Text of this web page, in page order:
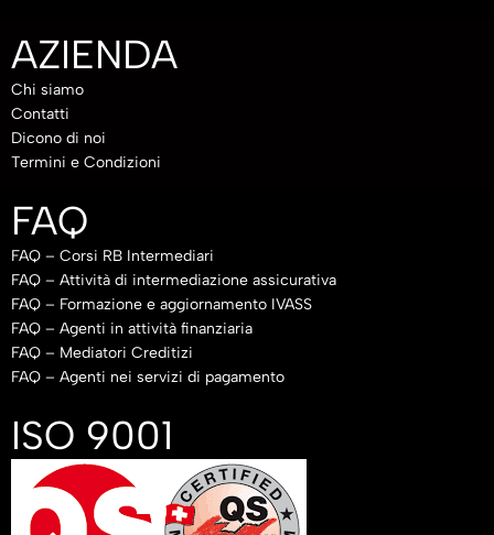
AZIENDA
Chi siamo
Contatti
Dicono di noi
Termini e Condizioni
FAQ
FAQ – Corsi RB Intermediari
FAQ – Attività di intermediazione assicurativa
FAQ – Formazione e aggiornamento IVASS
FAQ – Agenti in attività finanziaria
FAQ – Mediatori Creditizi
FAQ – Agenti nei servizi di pagamento
ISO 9001